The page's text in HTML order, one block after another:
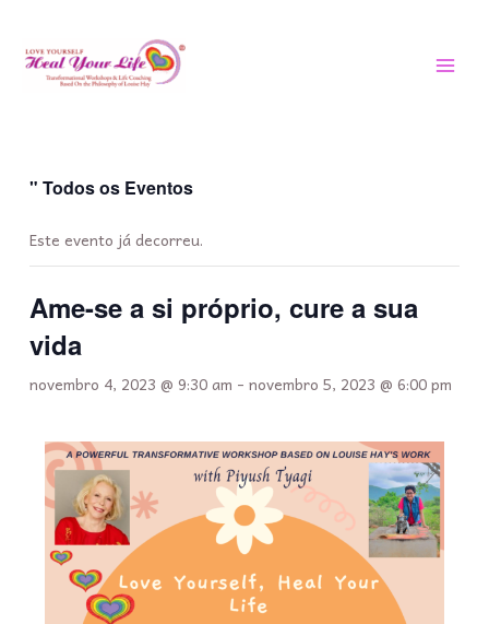
conteúdo
" Todos os Eventos
Este evento já decorreu.
Ame-se a si próprio, cure a sua
vida
novembro 4, 2023 @ 9:30 am -novembro 5, 2023 @ 6:00 pm